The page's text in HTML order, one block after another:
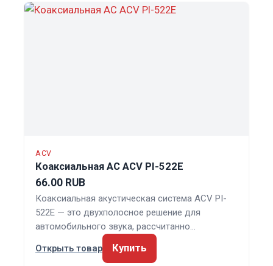
ACV
Коаксиальная АС ACV PI-522E
66.00 RUB
Коаксиальная акустическая система ACV PI-
522E — это двухполосное решение для
автомобильного звука, рассчитанно…
Открыть товар
Купить